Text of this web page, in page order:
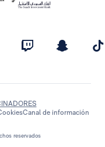
reservados
Canal de información